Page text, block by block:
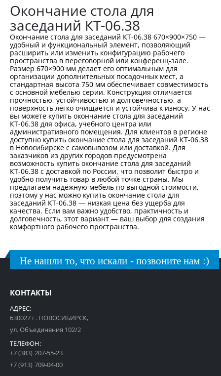
Окончание стола для
заседаний КТ-06.38
Окончание стола для заседаний КТ-06.38 670×900×750 —
удобный и функциональный элемент, позволяющий
расширить или изменить конфигурацию рабочего
пространства в переговорной или конференц-зале.
Размер 670×900 мм делает его оптимальным для
организации дополнительных посадочных мест, а
стандартная высота 750 мм обеспечивает совместимость
с основной мебелью серии. Конструкция отличается
прочностью, устойчивостью и долговечностью, а
поверхность легко очищается и устойчива к износу. У нас
вы можете купить окончание стола для заседаний
КТ-06.38 для офиса, учебного центра или
административного помещения. Для клиентов в регионе
доступно купить окончание стола для заседаний КТ-06.38
в Новосибирске с самовывозом или доставкой. Для
заказчиков из других городов предусмотрена
возможность купить окончание стола для заседаний
КТ-06.38 с доставкой по России, что позволит быстро и
удобно получить товар в любой точке страны. Мы
предлагаем надёжную мебель по выгодной стоимости,
поэтому у нас можно купить окончание стола для
заседаний КТ-06.38 — низкая цена без ущерба для
качества. Если вам важно удобство, практичность и
долговечность, этот вариант — ваш выбор для создания
комфортного рабочего пространства.
Не нашли то, что искали - позвоните нам :)
КОНТАКТЫ
АДРЕС:
630027 г. НОВОСИБИРСК,
ул. Объединения 102/2
ТЕЛЕФОН:
+7 (383) 207-55-23
+7 (913) 709-04-00